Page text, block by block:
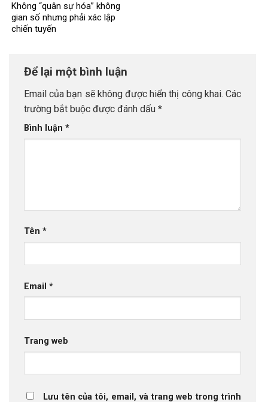
Không “quân sự hóa” không
gian số nhưng phải xác lập
chiến tuyến
Để lại một bình luận
Email của bạn sẽ không được hiển thị công khai. Các
trường bắt buộc được đánh dấu *
Bình luận *
Tên *
Email *
Trang web
Lưu tên của tôi, email, và trang web trong trình